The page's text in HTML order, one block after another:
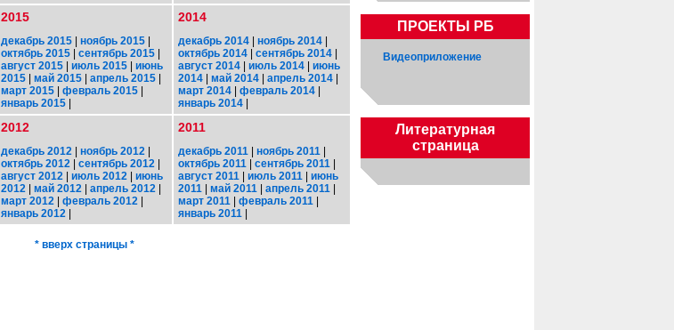
2015
декабрь 2015 | ноябрь 2015 |
октябрь 2015 | сентябрь 2015 |
август 2015 | июль 2015 | июнь
2015 | май 2015 | апрель 2015 |
март 2015 | февраль 2015 |
январь 2015 |
2014
декабрь 2014 | ноябрь 2014 |
октябрь 2014 | сентябрь 2014 |
август 2014 | июль 2014 | июнь
2014 | май 2014 | апрель 2014 |
март 2014 | февраль 2014 |
январь 2014 |
2012
декабрь 2012 | ноябрь 2012 |
октябрь 2012 | сентябрь 2012 |
август 2012 | июль 2012 | июнь
2012 | май 2012 | апрель 2012 |
март 2012 | февраль 2012 |
январь 2012 |
2011
декабрь 2011 | ноябрь 2011 |
октябрь 2011 | сентябрь 2011 |
август 2011 | июль 2011 | июнь
2011 | май 2011 | апрель 2011 |
март 2011 | февраль 2011 |
январь 2011 |
* вверх страницы *
ПРОЕКТЫ РБ
Видеоприложение
Литературная
страница